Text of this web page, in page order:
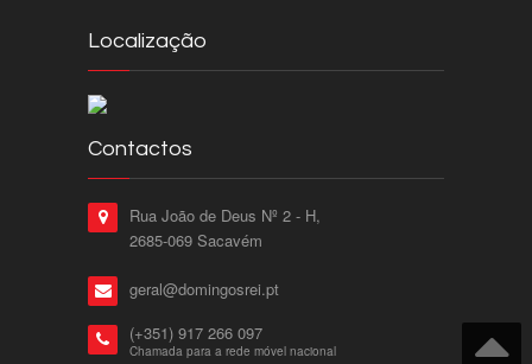
Localização
Contactos
Rua João de Deus Nº 2 - H,
2685-069 Sacavém
geral@domingosrei.pt
(+351) 917 266 097
Chamada para a rede móvel nacional